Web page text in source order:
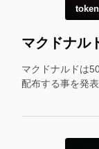
マクドナルドは
配布する事を発